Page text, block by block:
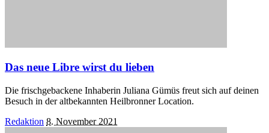
Das neue Libre wirst du lieben
Die frischgebackene Inhaberin Juliana Gümüs freut sich auf deinen
Besuch in der altbekannten Heilbronner Location.
Posted
Redaktion 8. November 2021